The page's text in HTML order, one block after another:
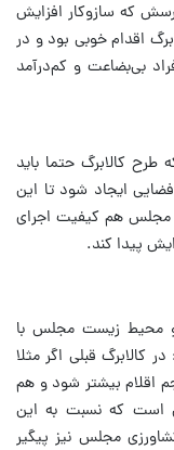
که سازوکار افزایش
اقدام خوبی بود و در
بی‌بضاعت و کم‌درآمد
کالابرگ حتما باید
ایجاد شود تا این
مجلس هم کیفیت اجرای
پیدا کند.
و محیط زیست مجلس با
کالابرگ قبلی اگر مثلا
اقلام بیشتر شود و هم
است که نسبت به این
مجلس نیز پیگیر